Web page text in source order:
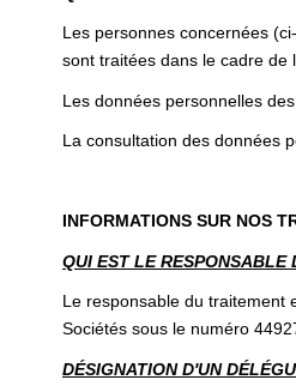
Les personnes concernées
sont traitées dans le cadre de
Les données personnelles
La consultation des données
INFORMATIONS SUR NOS
QUI EST LE RESPONSABLE
Le responsable du traitement
Sociétés sous le numéro
DÉSIGNATION D'UN